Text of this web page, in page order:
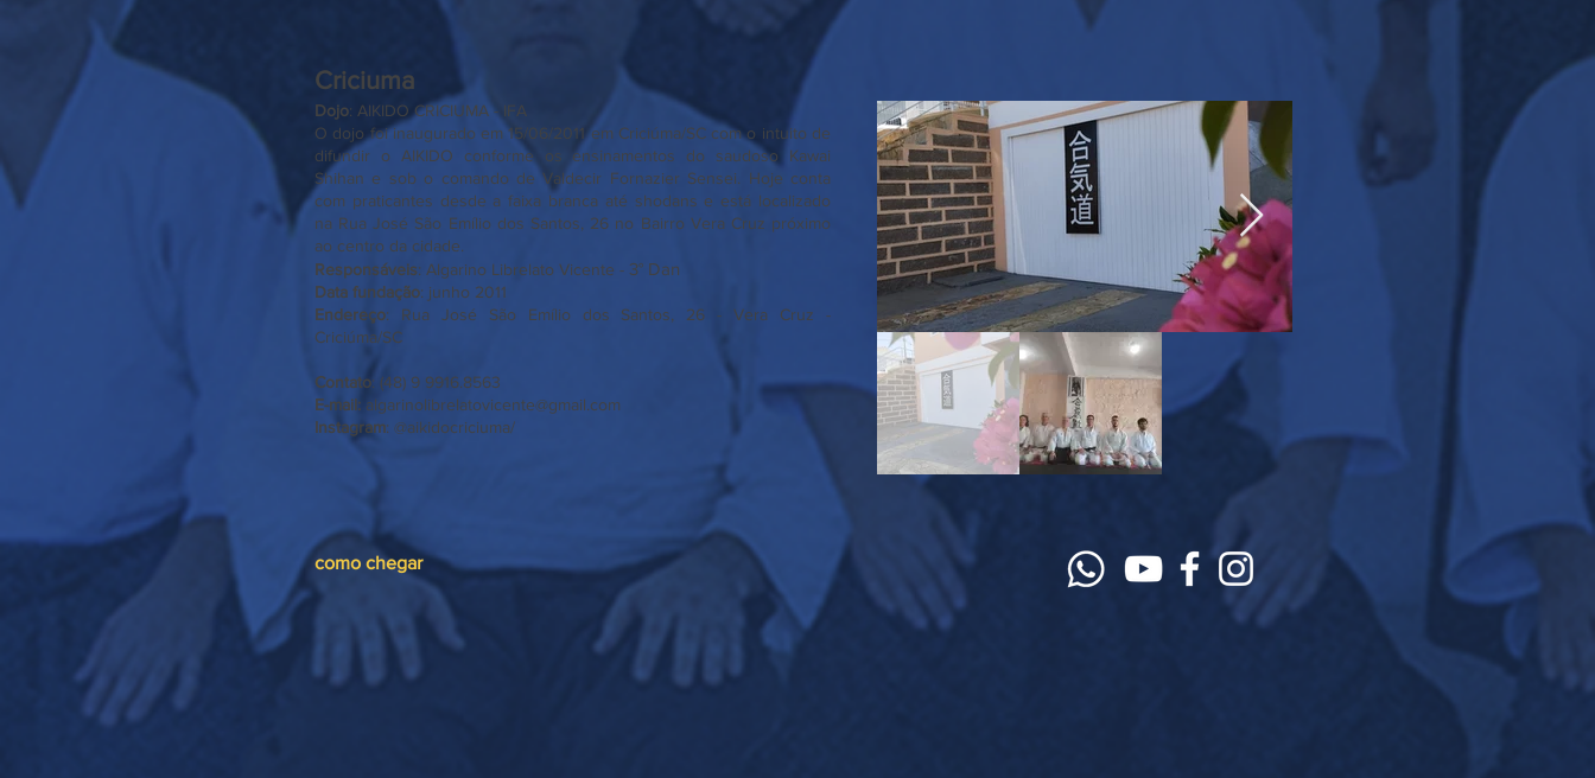
Criciuma
Dojo: AIKIDO CRICIUMA - IFA
O dojo foi inaugurado em 15/06/2011 em Criciúma/SC com o intuito de
difundir o AIKIDO conforme os ensinamentos do saudoso Kawai
Shihan e sob o comando de Valdecir Fornazier Sensei. Hoje conta
com praticantes desde a faixa branca até shodans e está localizado
na Rua José São Emílio dos Santos, 26 no Bairro Vera Cruz próximo
ao centro da cidade.
Responsáveis: Algarino Librelato Vicente - 3° Dan
Data fundação: junho 2011
Endereço: Rua José São Emílio dos Santos, 26 - Vera Cruz -
Criciúma/SC
Contato: (48) 9 9916.8563
E-mail: algarinolibrelatovicente@gmail.com
Instagram: @aikidocriciuma/
como chegar